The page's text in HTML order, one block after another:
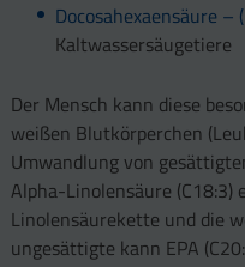
Docosahexaensäure –
Kaltwassersäugetiere
Der Mensch kann diese
weißen Blutkörperchen
Umwandlung von
Alpha-Linolensäure (C18:3)
Linolensäurekette und die
ungesättigte kann EPA